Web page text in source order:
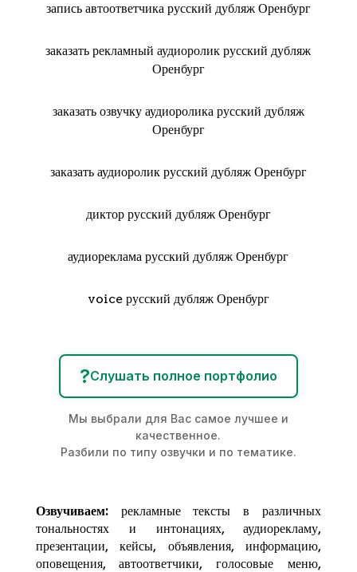
запись автоответчика русский дубляж Оренбург
заказать рекламный аудиоролик русский дубляж
Оренбург
заказать озвучку аудиоролика русский дубляж
Оренбург
заказать аудиоролик русский дубляж Оренбург
диктор русский дубляж Оренбург
аудиореклама русский дубляж Оренбург
voice русский дубляж Оренбург
?Слушать полное портфолио
Мы выбрали для Вас самое лучшее и
качественное.
Разбили по типу озвучки и по тематике.
Озвучиваем:рекламные тексты в различных
тональностях и интонациях,аудиорекламу,
презентации, кейсы, объявления, информацию,
оповещения, автоответчики, голосовые меню,